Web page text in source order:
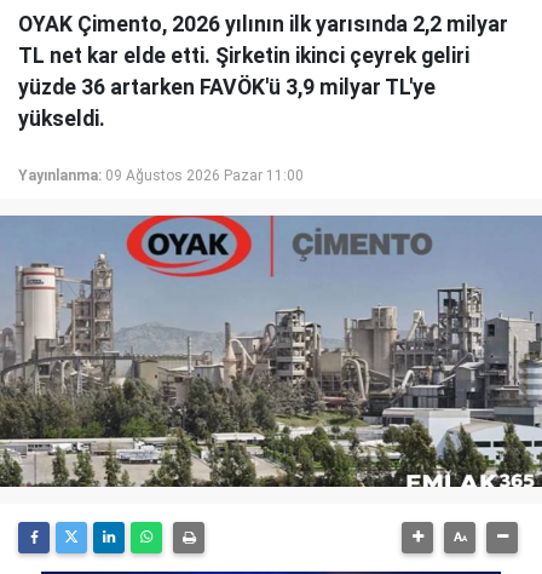
OYAK Çimento, 2026 yılının ilk yarısında 2,2 milyar
TL net kar elde etti. Şirketin ikinci çeyrek geliri
yüzde 36 artarken FAVÖK'ü 3,9 milyar TL'ye
yükseldi.
Yayınlanma: 09 Ağustos 2026 Pazar 11:00